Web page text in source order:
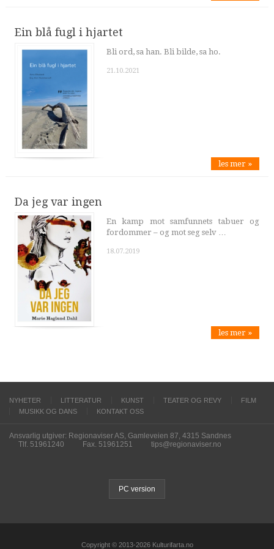
Ein blå fugl i hjartet
Bli ord, sa han. Bli bilde, sa ho.
21.10.2021
les mer »
Da jeg var ingen
En kamp mot samfunnets tabuer og
fordommer – og mot seg selv …
18.07.2019
les mer »
NYHETER LITTERATUR KUNST TEATER OG REVY
FILM
MUSIKK OG DANS
KONTAKT OSS
Ansvarlig utgiver: Regionaviser AS, Gamleveien 87, 4315 Sandnes
Tlf. 51961240
Fax. 51961251 tips@regionaviser.no
PC version
Copyright © 2013-2026 Kulturifarta.no